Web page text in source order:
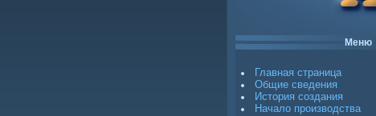
Меню
Главная страница
Общие сведения
История создания
Начало производства